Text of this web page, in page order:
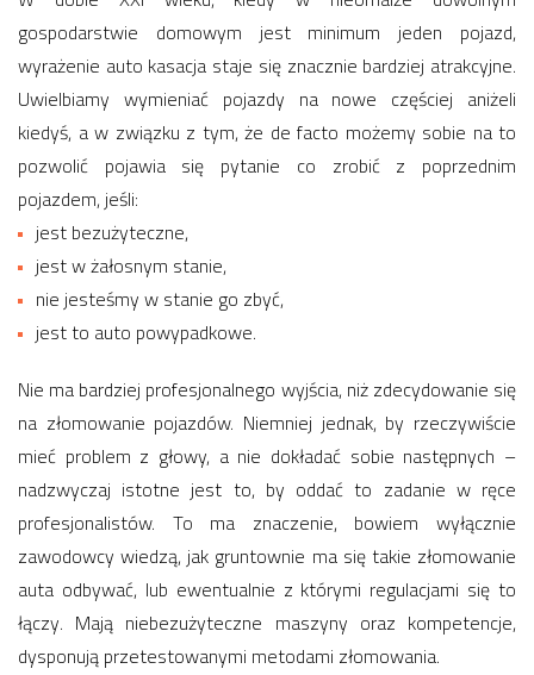
gospodarstwie domowym jest minimum jeden pojazd,
wyrażenie auto kasacja staje się znacznie bardziej atrakcyjne.
Uwielbiamy wymieniać pojazdy na nowe częściej aniżeli
kiedyś, a w związku z tym, że de facto możemy sobie na to
pozwolić pojawia się pytanie co zrobić z poprzednim
pojazdem, jeśli:
jest bezużyteczne,
jest w żałosnym stanie,
nie jesteśmy w stanie go zbyć,
jest to auto powypadkowe.
Nie ma bardziej profesjonalnego wyjścia, niż zdecydowanie się
na złomowanie pojazdów. Niemniej jednak, by rzeczywiście
mieć problem z głowy, a nie dokładać sobie następnych –
nadzwyczaj istotne jest to, by oddać to zadanie w ręce
profesjonalistów. To ma znaczenie, bowiem wyłącznie
zawodowcy wiedzą, jak gruntownie ma się takie złomowanie
auta odbywać, lub ewentualnie z którymi regulacjami się to
łączy. Mają niebezużyteczne maszyny oraz kompetencje,
dysponują przetestowanymi metodami złomowania.